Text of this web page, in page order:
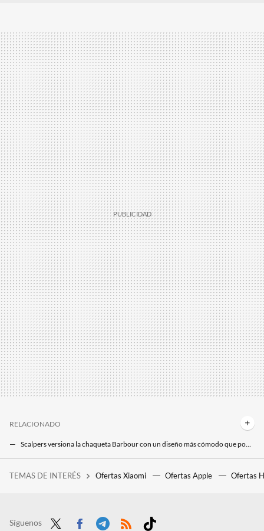
RELACIONADO
Scalpers versiona la chaqueta Barbour con un diseño más cómodo que podemos fichar en El Corte Inglés a mitad de precio
TEMAS DE INTERÉS Ofertas Xiaomi Ofertas Apple Ofertas
Síguenos